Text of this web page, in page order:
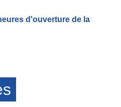
d'ouverture de la